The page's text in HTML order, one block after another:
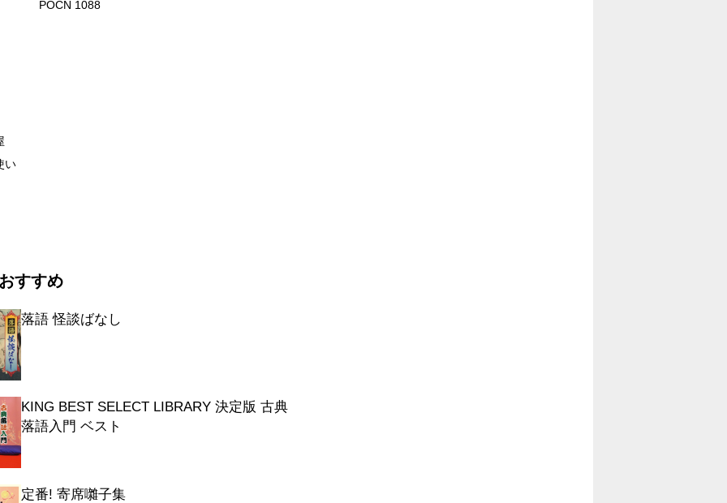
POCN 1088
い
すすめ
落語 怪談ばなし
KING BEST SELECT LIBRARY 決定版 古典
落語入門 ベスト
定番! 寄席囃子集